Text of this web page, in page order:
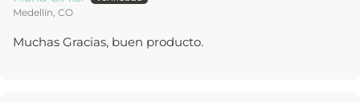
Medellín, CO
Muchas Gracias, buen producto.